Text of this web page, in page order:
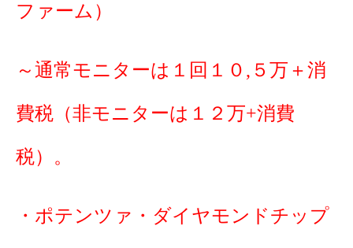
ファーム）
～通常モニターは１回１０,５万＋消
費税（非モニターは１２万+消費
税）。
・ポテンツァ・ダイヤモンドチップ